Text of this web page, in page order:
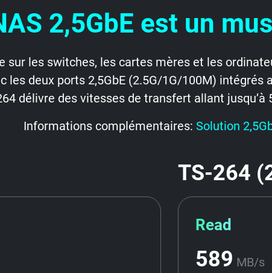
2,5GbE est un
les switches, les cartes mères et les
les deux ports 2,5GbE (2.5G/1G/100M)
délivre des vitesses de transfert allant
Informations complémentaires: Solution
TS-264
Read
589 MB/s